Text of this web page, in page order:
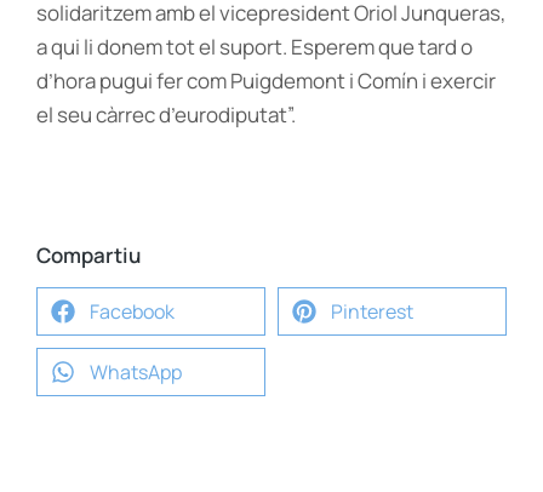
solidaritzem amb el vicepresident Oriol Junqueras,
a qui li donem tot el suport. Esperem que tard o
d’hora pugui fer com Puigdemont i Comín i exercir
el seu càrrec d’eurodiputat”.
Compartiu
Facebook Pinterest
WhatsApp